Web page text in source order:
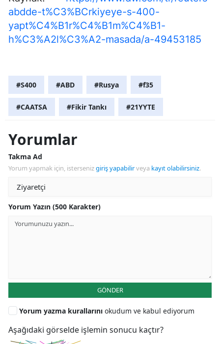
abdde-t%C3%BCrkiyeye-s-400-
yapt%C4%B1r%C4%B1m%C4%B1-
h%C3%A2l%C3%A2-masada/a-49453185
#S400 #ABD #Rusya #f35
#CAATSA #Fikir Tankı #21YYTE
Yorumlar
Takma Ad
Yorum yapmak için, istersenizgiriş yapabilirveya kayıt olabilirsiniz.
Yorum Yazın (500 Karakter)
GÖNDER
Yorum yazma kurallarını okudum ve kabul ediyorum
Aşağıdaki görselde işlemin sonucu kaçtır?